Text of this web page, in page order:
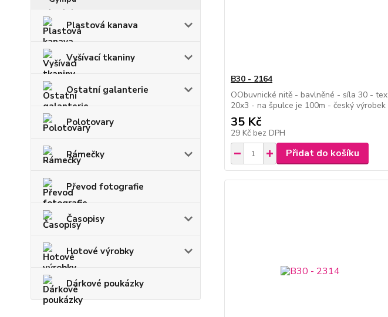
Plastová kanava
Vyšívací tkaniny
Ostatní galanterie
Polotovary
Rámečky
Převod fotografie
Časopisy
Hotové výrobky
Dárkové poukázky
B30 - 2164
OObuvnické nitě - bavlněné - síla 30 - tex
20x3 - na špulce je 100m - český výrobek
35 Kč
29 Kč bez DPH
Přidat do košíku